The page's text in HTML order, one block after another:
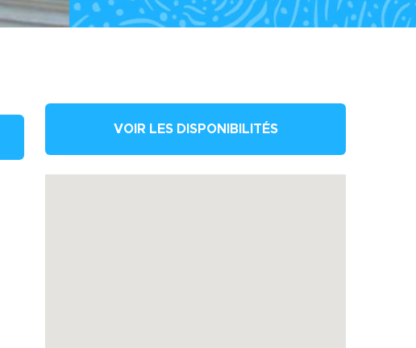
VOIR LES DISPONIBILITÉS